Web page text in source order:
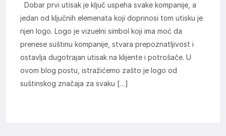
Dobar prvi utisak je ključ uspeha svake kompanije, a
jedan od ključnih elemenata koji doprinosi tom utisku je
njen logo. Logo je vizuelni simbol koji ima moć da
prenese suštinu kompanije, stvara prepoznatljivost i
ostavlja dugotrajan utisak na klijente i potrošače. U
ovom blog postu, istražićemo zašto je logo od
suštinskog značaja za svaku […]